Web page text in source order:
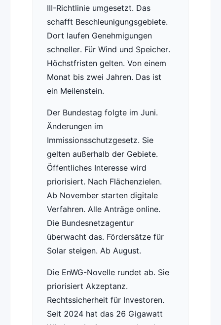
III-Richtlinie umgesetzt. Das
schafft Beschleunigungsgebiete.
Dort laufen Genehmigungen
schneller. Für Wind und Speicher.
Höchstfristen gelten. Von einem
Monat bis zwei Jahren. Das ist
ein Meilenstein.
Der Bundestag folgte im Juni.
Änderungen im
Immissionsschutzgesetz. Sie
gelten außerhalb der Gebiete.
Öffentliches Interesse wird
priorisiert. Nach Flächenzielen.
Ab November starten digitale
Verfahren. Alle Anträge online.
Die Bundesnetzagentur
überwacht das. Fördersätze für
Solar steigen. Ab August.
Die EnWG-Novelle rundet ab. Sie
priorisiert Akzeptanz.
Rechtssicherheit für Investoren.
Seit 2024 hat das 26 Gigawatt